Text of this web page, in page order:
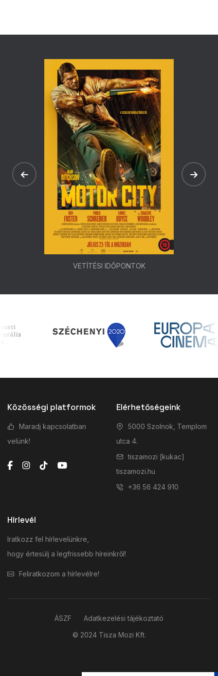
VETÍTÉSI IDŐPONTOK
Közösségi platformok
Maradj kapcsolatban
velünk!
Elérhetőségeink
5000 Szolnok, Templom
utca 4.
tiszamozi [kukac]
tiszamozi.hu
+36 56 424 910
Hírlevél
Iratkozz fel hírlevelünkre,
hogy értesülj a legfrissebb híreinkről!
Feliratkozom a hírlevélre!
© 2024 Tisza Mozi Kft.
ÁSZF Adatkezelési tájékoztató